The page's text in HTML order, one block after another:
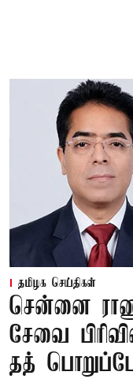
தமிழக செய்திகள்
சென்னை
சேவை
தத்